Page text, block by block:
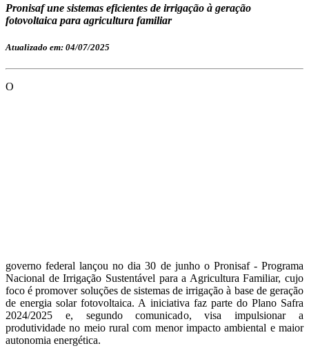
Pronisaf une sistemas eficientes de irrigação à geração
fotovoltaica para agricultura familiar
Atualizado em: 04/07/2025
O
governo federal lançou no dia 30 de junho o Pronisaf - Programa
Nacional de Irrigação Sustentável para a Agricultura Familiar, cujo
foco é promover soluções de sistemas de irrigação à base de geração
de energia solar fotovoltaica. A iniciativa faz parte do Plano Safra
2024/2025 e, segundo comunicado, visa impulsionar a
produtividade no meio rural com menor impacto ambiental e maior
autonomia energética.